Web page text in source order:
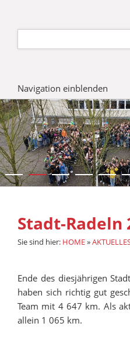
Navigation einblenden
Stadt-Radeln
Sie sind hier: HOME»
Ende des diesjährigen
haben sich richtig gut
Team mit 4 647 km. Als
allein 1 065 km.